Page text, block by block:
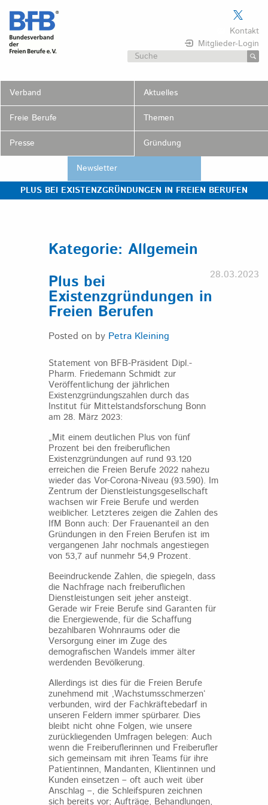
Skip
content
Kontakt
Mitglieder-Login
Suchen
Verband Aktuelles
Freie Berufe Themen
Presse Gründung
Newsletter
PLUS BEI EXISTENZGRÜNDUNGEN IN FREIEN BERUFEN
Kategorie: Allgemein
Plus bei
Existenzgründungen in
Freien Berufen
Posted on
28.03.2023
by Petra Kleining
Statement von BFB-Präsident Dipl.-
Pharm. Friedemann Schmidt zur
Veröffentlichung der jährlichen
Existenzgründungszahlen durch das
Institut für Mittelstandsforschung Bonn
am 28. März 2023:
„Mit einem deutlichen Plus von fünf
Prozent bei den freiberuflichen
Existenzgründungen auf rund 93.120
erreichen die Freien Berufe 2022 nahezu
wieder das Vor-Corona-Niveau (93.590). Im
Zentrum der Dienstleistungsgesellschaft
wachsen wir Freie Berufe und werden
weiblicher. Letzteres zeigen die Zahlen des
IfM Bonn auch: Der Frauenanteil an den
Gründungen in den Freien Berufen ist im
vergangenen Jahr nochmals angestiegen
von 53,7 auf nunmehr 54,9 Prozent.
Beeindruckende Zahlen, die spiegeln, dass
die Nachfrage nach freiberuflichen
Dienstleistungen seit jeher ansteigt.
Gerade wir Freie Berufe sind Garanten für
die Energiewende, für die Schaffung
bezahlbaren Wohnraums oder die
Versorgung einer im Zuge des
demografischen Wandels immer älter
werdenden Bevölkerung.
Allerdings ist dies für die Freien Berufe
zunehmend mit ‚Wachstumsschmerzen‘
verbunden, wird der Fachkräftebedarf in
unseren Feldern immer spürbarer. Dies
bleibt nicht ohne Folgen, wie unsere
zurückliegenden Umfragen belegen: Auch
wenn die Freiberuflerinnen und Freiberufler
sich gemeinsam mit ihren Teams für ihre
Patientinnen, Mandanten, Klientinnen und
Kunden einsetzen – oft auch weit über
Anschlag –, die Schleifspuren zeichnen
sich bereits vor; Aufträge, Behandlungen,